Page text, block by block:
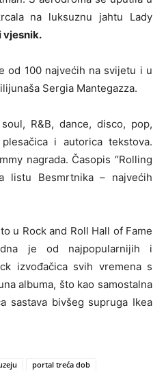
na luksuznu jahtu Lady
vjesnik.
od 100 najvećih na svijetu i u
Sergia Mantegazza.
R&B, dance, disco, pop,
i autorica tekstova.
nagrada. Časopis “Rolling
listu Besmrtnika – najvećih
u Rock and Roll Hall of Fame
je od najpopularnijih i
izvođačica svih vremena s
albuma, što kao samostalna
sastava bivšeg supruga Ikea
portal treća dob